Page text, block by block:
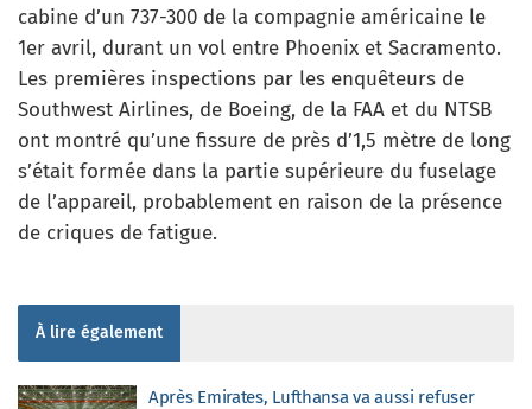
cabine d’un 737-300 de la compagnie américaine le
1er avril, durant un vol entre Phoenix et Sacramento.
Les premières inspections par les enquêteurs de
Southwest Airlines, de Boeing, de la FAA et du NTSB
ont montré qu’une fissure de près d’1,5 mètre de long
s’était formée dans la partie supérieure du fuselage
de l’appareil, probablement en raison de la présence
de criques de fatigue.
À lire également
Après Emirates, Lufthansa va aussi refuser